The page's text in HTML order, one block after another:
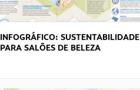
INFOGRÁFICO: SUSTENTABILIDADE
PARA SALÕES DE BELEZA